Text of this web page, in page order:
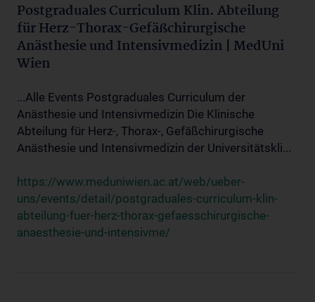
Postgraduales Curriculum Klin. Abteilung
für Herz-Thorax-Gefäßchirurgische
Anästhesie und Intensivmedizin | MedUni
Wien
...Alle Events Postgraduales Curriculum der
Anästhesie und Intensivmedizin Die Klinische
Abteilung für Herz-, Thorax-, Gefäßchirurgische
Anästhesie und Intensivmedizin der Universitätskli...
https://www.meduniwien.ac.at/web/ueber-
uns/events/detail/postgraduales-curriculum-klin-
abteilung-fuer-herz-thorax-gefaesschirurgische-
anaesthesie-und-intensivme/